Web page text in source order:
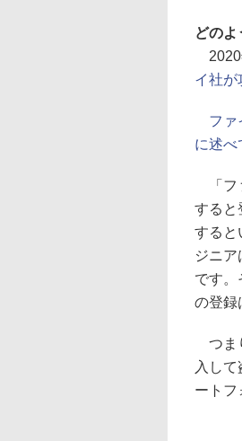
どの
2020
イ社が
ファ
に述べ
「フ
すると
すると
ジニ
です。
の登録
つま
入し
ートフ